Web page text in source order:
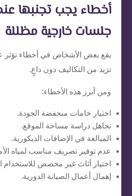
أخطاء يجب تجنبها
جلسات خارجية مظللة
يقع بعض الأشخاص في أخطاء تؤثر
تزيد من التكاليف دون داعٍ.
ومن أبرز هذه الأخطاء:
اختيار خامات منخفضة الجودة.
تجاهل دراسة مساحة الموقع.
المبالغة في الإضافات الديكورية.
عدم توفير تصريف مناسب لمياه
اختيار أثاث غير مخصص للاستخدام
إهمال أعمال الصيانة الدورية.